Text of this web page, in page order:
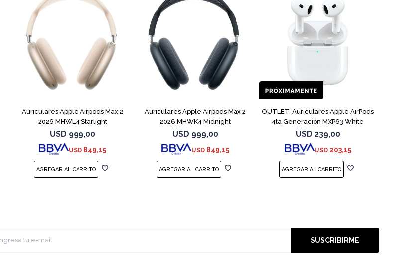
Auriculares Apple Airpods Max 2
2026 MHWL4 Starlight
USD 999,00
USD 849,15
Auriculares Apple Airpods Max 2
2026 MHWK4 Midnight
USD 999,00
USD 849,15
OUTLET-Auriculares Apple AirPods
4ta Generación MXP63 White
USD 239,00
USD 203,15
SUSCRIBIRME